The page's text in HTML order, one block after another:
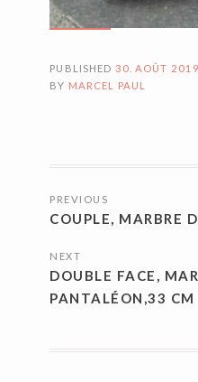
PUBLISHED 30. AOÛT 2019
BY MARCEL PAUL
DES
PREVIOUS
COUPLE, MARBRE
NEXT
DOUBLE FACE,
PANTALÉON,33 CM